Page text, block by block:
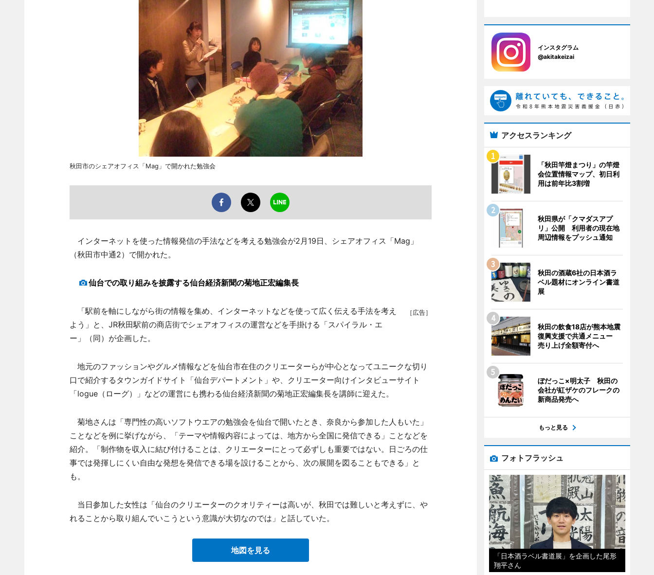
秋田市のシェアオフィス「Mag」で開かれた勉強会
インターネットを使った情報発信の手法などを考える勉強会が2月19日、シェアオフィス「Mag」
（秋田市中通2）で開かれた。
仙台での取り組みを披露する仙台経済新聞の菊地正宏編集長
［広告］
「駅前を軸にしながら街の情報を集め、インターネットなどを使って広く伝える手法を考え
よう」と、JR秋田駅前の商店街でシェアオフィスの運営などを手掛ける「スパイラル・エ
ー」（同）が企画した。
地元のファッションやグルメ情報などを仙台市在住のクリエーターらが中心となってユニークな切り
口で紹介するタウンガイドサイト「仙台デパートメント」や、クリエーター向けインタビューサイト
「logue（ローグ）」などの運営にも携わる仙台経済新聞の菊地正宏編集長を講師に迎えた。
菊地さんは「専門性の高いソフトウエアの勉強会を仙台で開いたとき、奈良から参加した人もいた」
ことなどを例に挙げながら、「テーマや情報内容によっては、地方から全国に発信できる」ことなどを
紹介。「制作物を収入に結び付けることは、クリエーターにとって必ずしも重要ではない。日ごろの仕
事では発揮しにくい自由な発想を発信できる場を設けることから、次の展開を図ることもできる」と
も。
当日参加した女性は「仙台のクリエーターのクオリティーは高いが、秋田では難しいと考えずに、や
れることから取り組んでいこうという意識が大切なのでは」と話していた。
地図を見る
インスタグラム
@akitakeizai
アクセスランキング
「秋田竿燈まつり」の竿燈
会位置情報マップ、初日利
用は前年比3割増
秋田県が「クマダスアプ
リ」公開 利用者の現在地
周辺情報をプッシュ通知
秋田の酒蔵6社の日本酒ラ
ベル題材にオンライン書道
展
秋田の飲食18店が熊本地震
復興支援で共通メニュー
売り上げ全額寄付へ
ぼだっこ×明太子 秋田の
会社が紅ザケのフレークの
新商品発売へ
もっと見る
フォトフラッシュ
「日本酒ラベル書道展」を企画した尾形
翔平さん